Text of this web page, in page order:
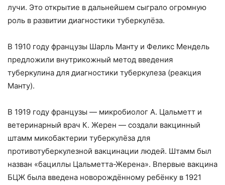
лучи. Это открытие в дальнейшем сыграло огромную
роль в развитии диагностики туберкулёза.
В 1910 году французы Шарль Манту и Феликс Мендель
предложили внутрикожный метод введения
туберкулина для диагностики туберкулеза (реакция
Манту).
В 1919 году французы — микробиолог А. Цальметт и
ветеринарный врач К. Жерен — создали вакцинный
штамм микобактерии туберкулёза для
противотуберкулезной вакцинации людей. Штамм был
назван «бациллы Цальметта-Жерена». Впервые вакцина
БЦЖ была введена новорождённому ребёнку в 1921